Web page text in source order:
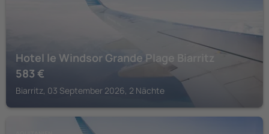
Hotel le Windsor Grande Plage Biarritz
583 €
Biarritz, 03 September 2026, 2 Nächte